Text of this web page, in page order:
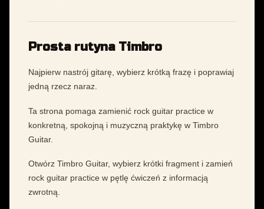
Prosta rutyna Timbro
Najpierw nastrój gitarę, wybierz krótką frazę i poprawiaj
jedną rzecz naraz.
Ta strona pomaga zamienić rock guitar practice w
konkretną, spokojną i muzyczną praktykę w Timbro
Guitar.
Otwórz Timbro Guitar, wybierz krótki fragment i zamień
rock guitar practice w pętlę ćwiczeń z informacją
zwrotną.